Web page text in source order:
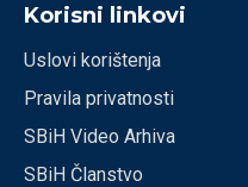
Korisni linkovi
Uslovi korištenja
Pravila privatnosti
SBiH Video Arhiva
SBiH Članstvo